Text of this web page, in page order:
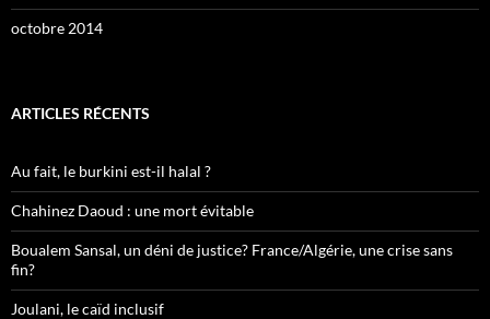
octobre 2014
ARTICLES RÉCENTS
Au fait, le burkini est-il halal ?
Chahinez Daoud : une mort évitable
Boualem Sansal, un déni de justice? France/Algérie, une crise sans
fin?
Joulani, le caïd inclusif